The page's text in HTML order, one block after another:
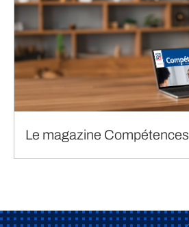
Le magazine Compétences